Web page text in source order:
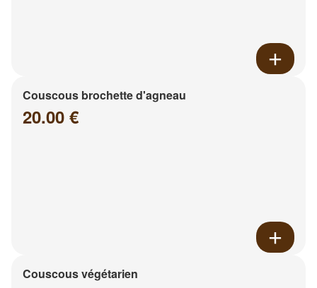
Couscous brochette d'agneau
20.00 €
Couscous végétarien